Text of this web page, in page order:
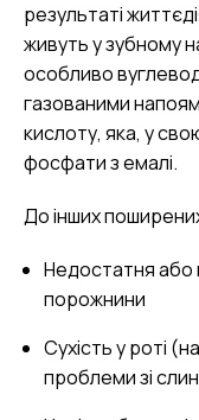
результаті
живуть у зубному
особливо
газованими
кислоту, яка, у
фосфати з емалі.
До інших
Недостатня або
порожнини
Сухість у роті
проблеми зі